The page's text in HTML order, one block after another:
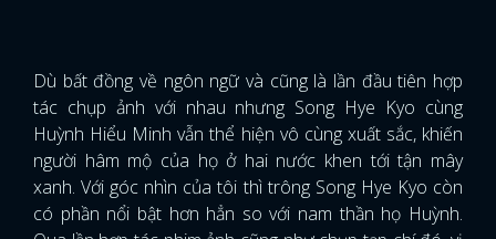
Dù bất đồng về ngôn ngữ và cũng là lần đầu tiên hợp
tác chụp ảnh với nhau nhưng Song Hye Kyo cùng
Huỳnh Hiểu Minh vẫn thể hiện vô cùng xuất sắc, khiến
người hâm mộ của họ ở hai nước khen tới tận mây
xanh. Với góc nhìn của tôi thì trông Song Hye Kyo còn
có phần nổi bật hơn hẳn so với nam thần họ Huỳnh.